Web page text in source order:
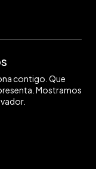
contigo. Que
Mostramos